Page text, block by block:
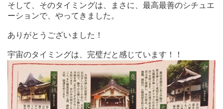
そして、そのタイミングは、まさに、最高最善のシチュエ
ーションで、やってきました。
ありがとうございました！
宇宙のタイミングは、完璧だと感じています！！